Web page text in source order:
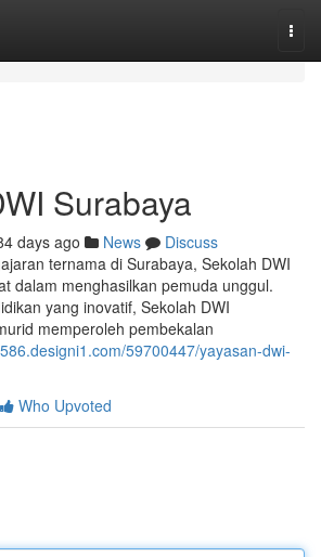
Surabaya
days ago News
Discuss
ternama di Surabaya, Sekolah DWI
dalam menghasilkan pemuda unggul.
yang inovatif, Sekolah DWI
memperoleh pembekalan
59700447/yayasan-dwi-
Who Upvoted